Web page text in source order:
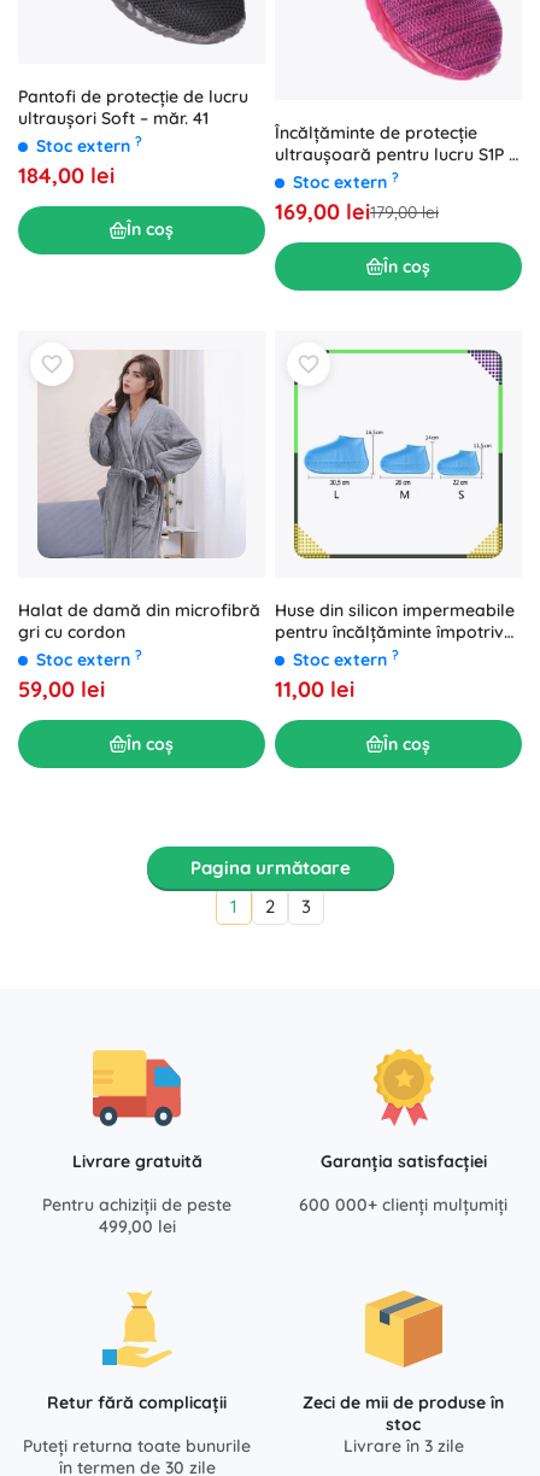
Pantofi de protecție de lucru
ultraușori Soft – măr. 41
Stoc extern ?
184,00 lei
În coș
Încălțăminte de protecție
ultraușoară pentru lucru S1P –
roz – măr. 41
Stoc extern ?
169,00 lei179,00 lei
În coș
Halat de damă din microfibră
gri cu cordon
Stoc extern ?
59,00 lei
În coș
Huse din silicon impermeabile
pentru încălțăminte împotriva
ploii, antiderapante –
mărimea M
Stoc extern ?
11,00 lei
În coș
Pagina următoare
1
2 3
Livrare gratuită
Pentru achiziții de peste
499,00 lei
Garanția satisfacției
600 000+ clienți mulțumiți
Retur fără complicații
Puteți returna toate bunurile
în termen de 30 zile
Zeci de mii de produse în
stoc
Livrare în 3 zile